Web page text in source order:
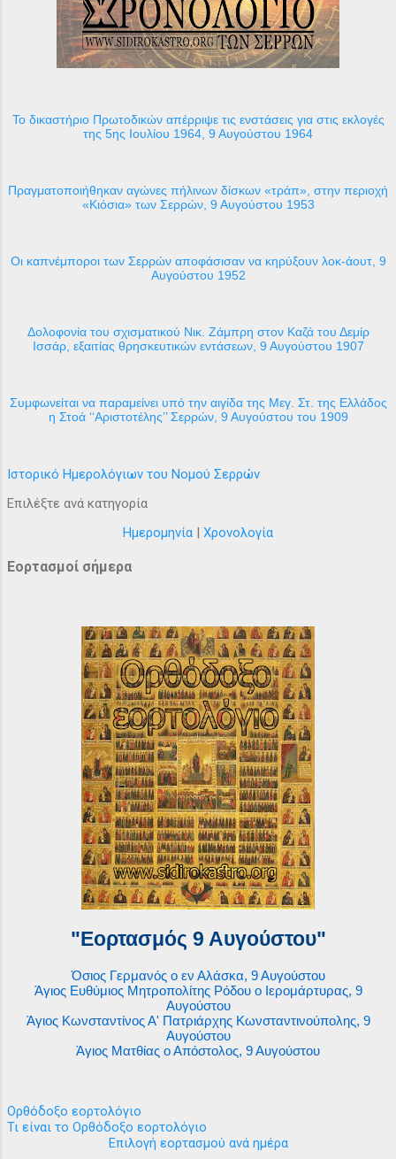
Το δικαστήριο Πρωτοδικών απέρριψε τις ενστάσεις για στις εκλογές
της 5ης Ιουλίου 1964, 9 Αυγούστου 1964
Πραγματοποιήθηκαν αγώνες πήλινων δίσκων «τράπ», στην περιοχή
«Κιόσια» των Σερρών, 9 Αυγούστου 1953
Οι καπνέμποροι των Σερρών αποφάσισαν να κηρύξουν λοκ-άουτ, 9
Αυγούστου 1952
Δολοφονία του σχισματικού Νικ. Ζάμπρη στον Καζά του Δεμίρ
Ισσάρ, εξαιτίας θρησκευτικών εντάσεων, 9 Αυγούστου 1907
Συμφωνείται να παραμείνει υπό την αιγίδα της Μεγ. Στ. της Ελλάδος
η Στοά ‘‘Αριστοτέλης’’ Σερρών, 9 Αυγούστου του 1909
Ιστορικό Ημερολόγιων του Νομού Σερρών
Επιλέξτε ανά κατηγορία
Ημερομηνία | Χρονολογία
Εορτασμοί σήμερα
"Εορτασμός 9 Αυγούστου"
Όσιος Γερμανός ο εν Αλάσκα, 9 Αυγούστου
Άγιος Ευθύμιος Μητροπολίτης Ρόδου ο Ιερομάρτυρας, 9
Αυγούστου
Άγιος Κωνσταντίνος Α' Πατριάρχης Κωνσταντινούπολης, 9
Αυγούστου
Άγιος Ματθίας ο Απόστολος, 9 Αυγούστου
Ορθόδοξο εορτολόγιο
Τι είναι το Ορθόδοξο εορτολόγιο
Επιλογή εορτασμού ανά ημέρα